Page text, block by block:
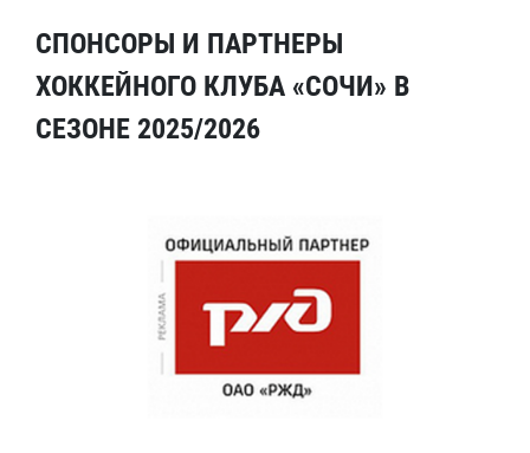
СПОНСОРЫ И ПАРТНЕРЫ
ХОККЕЙНОГО КЛУБА «СОЧИ» В
СЕЗОНЕ 2025/2026